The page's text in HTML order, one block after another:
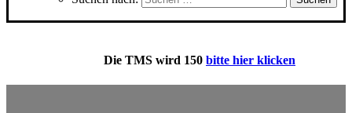
Die TMS wird 150 bitte hier klicken